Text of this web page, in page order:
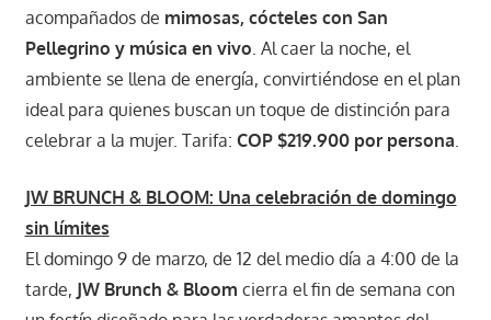
acompañados de mimosas, cócteles con San
Pellegrino y música en vivo. Al caer la noche, el
ambiente se llena de energía, convirtiéndose en el plan
ideal para quienes buscan un toque de distinción para
celebrar a la mujer. Tarifa: COP $219.900 por persona.
JW BRUNCH & BLOOM: Una celebración de domingo
sin límites
El domingo 9 de marzo, de 12 del medio día a 4:00 de la
tarde, JW Brunch & Bloom cierra el fin de semana con